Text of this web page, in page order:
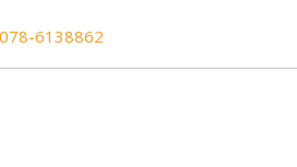
078-6138862